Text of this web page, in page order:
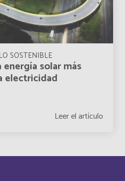
SOSTENIBLE
solar más
electricidad
Leer el artículo
Français